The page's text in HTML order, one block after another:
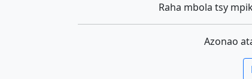
Raha mbola tsy
Azonao